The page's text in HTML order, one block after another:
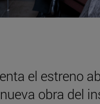
el estreno
obra del